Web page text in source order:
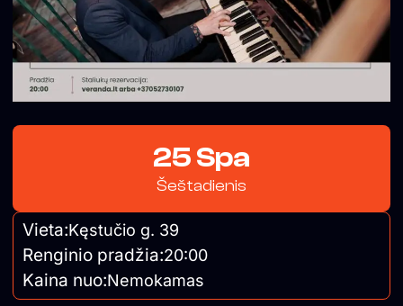
25 Spa
Šeštadienis
Vieta:Kęstučio g. 39
Renginio pradžia:20:00
Kaina nuo:Nemokamas